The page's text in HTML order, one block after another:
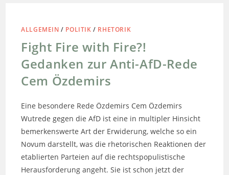
ALLGEMEIN / POLITIK / RHETORIK
Fight Fire with Fire?!
Gedanken zur Anti-AfD-Rede
Cem Özdemirs
Eine besondere Rede Özdemirs Cem Özdemirs
Wutrede gegen die AfD ist eine in multipler Hinsicht
bemerkenswerte Art der Erwiderung, welche so ein
Novum darstellt, was die rhetorischen Reaktionen der
etablierten Parteien auf die rechtspopulistische
Herausforderung angeht. Sie ist schon jetzt der